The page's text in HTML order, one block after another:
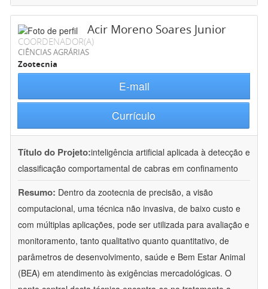
Acir Moreno Soares Junior
COORDENADOR(A)
CIÊNCIAS AGRÁRIAS
Zootecnia
E-mail
Currículo
Título do Projeto:inteligência artificial aplicada à detecção e
classificação comportamental de cabras em confinamento
Resumo: Dentro da zootecnia de precisão, a visão
computacional, uma técnica não invasiva, de baixo custo e
com múltiplas aplicações, pode ser utilizada para avaliação e
monitoramento, tanto qualitativo quanto quantitativo, de
parâmetros de desenvolvimento, saúde e Bem Estar Animal
(BEA) em atendimento às exigências mercadológicas. O